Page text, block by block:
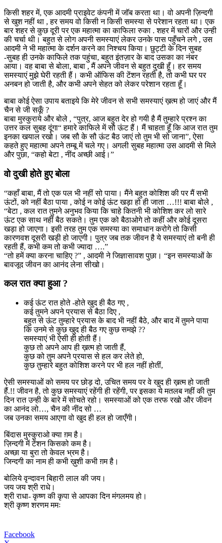
किसी शहर में, एक आदमी प्राइवेट कंपनी में जॉब करता था। वो अपनी ज़िन्दगी
से खुश नहीं था , हर समय वो किसी न किसी समस्या से परेशान रहता था। एक
बार शहर से कुछ दूरी पर एक महात्मा का काफिला रुका . शहर में चारों और उन्ही
की चर्चा थी। बहुत से लोग अपनी समस्याएं लेकर उनके पास पहुँचने लगे , उस
आदमी ने भी महात्मा के दर्शन करने का निश्चय किया। छुट्टी के दिन सुबह
-सुबह ही उनके काफिले तक पहुंचा, बहुत इंतज़ार के बाद उसका का नंबर
आया। वह बाबा से बोला, बाबा , मैं अपने जीवन से बहुत दुखी हूँ। हर समय
समस्याएं मुझे घेरी रहती हैं। कभी ऑफिस की टेंशन रहती है, तो कभी घर पर
अनबन हो जाती है, और कभी अपने सेहत को लेकर परेशान रहता हूँ।
बाबा कोई ऐसा उपाय बताइये कि मेरे जीवन से सभी समस्याएं ख़त्म हो जाएं और मैं
चैन से जी सकूँ ?
बाबा मुस्कुराये और बोले , “पुत्र, आज बहुत देर हो गयी है मैं तुम्हारे प्रश्न का
उत्तर कल सुबह दूंगा“ हमारे काफिले में सौ ऊंट हैं। मैं चाहता हूँ कि आज रात तुम
इनका खयाल रखो। जब सौ के सौ ऊंट बैठ जाएं तो तुम भी सो जाना”, ऐसा
कहते हुए महात्मा अपने तम्बू में चले गए। अगली सुबह महात्मा उस आदमी से मिले
और पुछा, “कहो बेटा , नींद अच्छी आई।”
वो दुखी होते हुए बोला
“कहाँ बाबा, मैं तो एक पल भी नहीं सो पाया। मैंने बहुत कोशिश की पर मैं सभी
ऊंटों, को नहीं बैठा पाया , कोई न कोई ऊंट खड़ा हो ही जाता …!!! बाबा बोले ,
“बेटा , कल रात तुमने अनुभव किया कि चाहे कितनी भी कोशिश कर लो सारे
ऊंट एक साथ नहीं बैठ सकते। तुम एक को बैठाओगे तो कहीं और कोई दूसरा
खड़ा हो जाएगा। इसी तरह तुम एक समस्या का समाधान करोगे तो किसी
कारणवश दूसरी खड़ी हो जाएगी। पुत्र जब तक जीवन है ये समस्याएं तो बनी ही
रहती हैं, कभी कम तो कभी ज्यादा ….”
“तो हमें क्या करना चाहिए ?” , आदमी ने जिज्ञासावश पुछा। “इन समस्याओं के
बावजूद जीवन का आनंद लेना सीखो।
कल रात क्या हुआ ?
कई ऊंट रात होते -होते खुद ही बैठ गए ,
कई तुमने अपने प्रयास से बैठा दिए ,
बहुत से ऊंट तुम्हारे प्रयास के बाद भी नहीं बैठे, और बाद में तुमने पाया
कि उनमे से कुछ खुद ही बैठ गए कुछ समझे ??
समस्याएं भी ऐसी ही होती हैं।
कुछ तो अपने आप ही ख़त्म हो जाती हैं,
कुछ को तुम अपने प्रयास से हल कर लेते हो,
कुछ तुम्हारे बहुत कोशिश करने पर भी हल नहीं होतीं,
ऐसी समस्याओं को समय पर छोड़ दो, उचित समय पर वे खुद ही ख़त्म हो जाती
हैं.!! जीवन है, तो कुछ समस्याएं रहेंगी ही रहेंगी, पर इसका ये मतलब नहीं की तुम
दिन रात उन्ही के बारे में सोचते रहो। समस्याओं को एक तरफ रखो और जीवन
का आनंद लो…, चैन की नींद सो …
जब उनका समय आएगा वो खुद ही हल हो जाएँगी।
बिंदास मुस्कुराओ क्या ग़म है।
ज़िन्दगी में टेंशन किसको कम है।
अच्छा या बुरा तो केवल भ्रम है।
जिन्दगी का नाम ही कभी ख़ुशी कभी ग़म है।
बोलिये वृन्दावन बिहारी लाल की जय।
जय जय श्री राधे।
श्री राधा- कृष्ण की कृपा से आपका दिन मंगलमय हो।
श्री कृष्ण शरणम ममः
Facebook